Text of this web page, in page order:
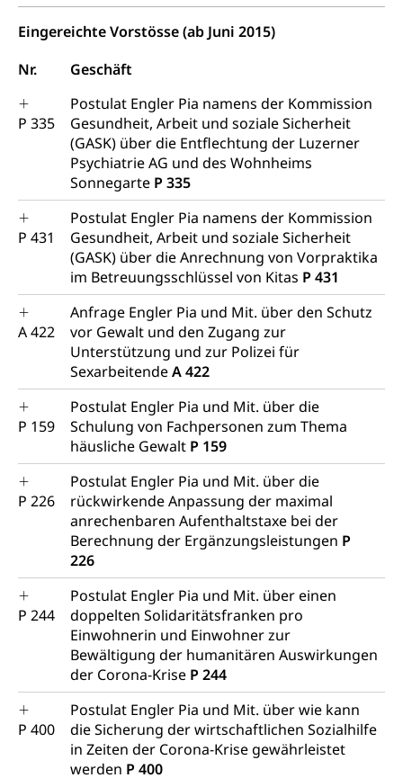
Eingereichte Vorstösse (ab Juni 2015)
Nr.
Geschäft
P 335
Postulat Engler Pia namens der Kommission
Gesundheit, Arbeit und soziale Sicherheit
(GASK) über die Entflechtung der Luzerner
Psychiatrie AG und des Wohnheims
Sonnegarte P 335
P 431
Postulat Engler Pia namens der Kommission
Gesundheit, Arbeit und soziale Sicherheit
(GASK) über die Anrechnung von Vorpraktika
im Betreuungsschlüssel von Kitas P 431
A 422
Anfrage Engler Pia und Mit. über den Schutz
vor Gewalt und den Zugang zur
Unterstützung und zur Polizei für
SexarbeitendeA 422
P 159
Postulat Engler Pia und Mit. über die
Schulung von Fachpersonen zum Thema
häusliche Gewalt P 159
P 226
Postulat Engler Pia und Mit. über die
rückwirkende Anpassung der maximal
anrechenbaren Aufenthaltstaxe bei der
Berechnung der Ergänzungsleistungen P
226
P 244
Postulat Engler Pia und Mit. über einen
doppelten Solidaritätsfranken pro
Einwohnerin und Einwohner zur
Bewältigung der humanitären Auswirkungen
der Corona-Krise P 244
P 400
Postulat Engler Pia und Mit. über wie kann
die Sicherung der wirtschaftlichen Sozialhilfe
in Zeiten der Corona-Krise gewährleistet
werden P 400